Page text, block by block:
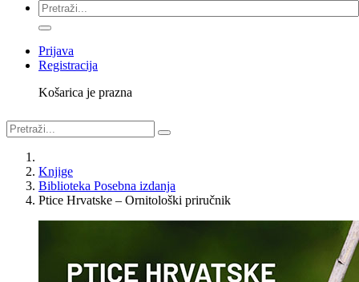
Prijava
Registracija
Košarica je prazna
Knjige
Biblioteka Posebna izdanja
Ptice Hrvatske – Ornitološki priručnik